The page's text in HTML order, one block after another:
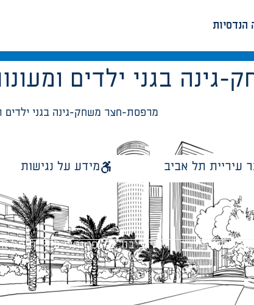
הנדסיות
בגני ילדים
מרפסת-חצר משחק-גינה בגני ילדים
עיריית תל אביב מידע על נגישות
בלבד למבני ציבור על פי נהלי עיריית תל